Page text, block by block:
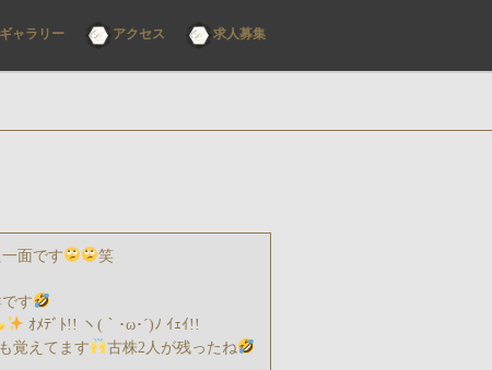
ギャラリー アクセス 求人募集
面です
笑
す
ｵﾒﾃﾞﾄ!! ヽ(｀･ω･´)ﾉ ｲｪｲ!!
覚えてます
古株2人が残ったね